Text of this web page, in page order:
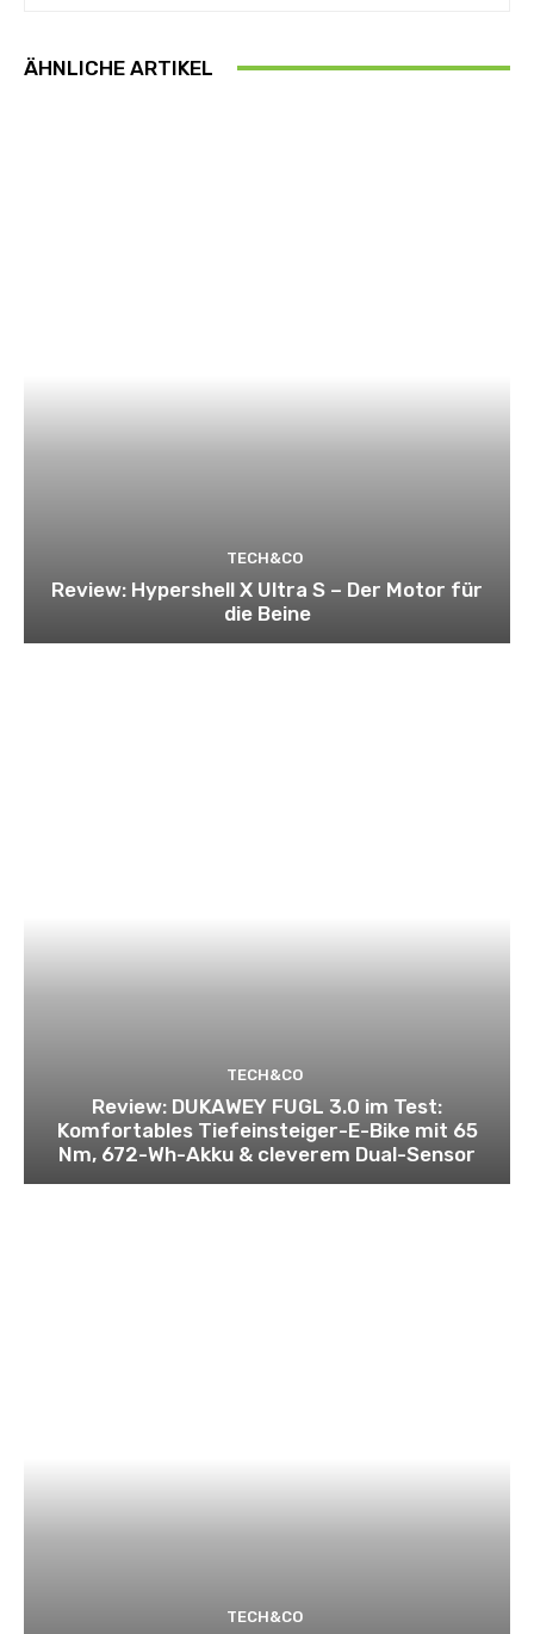
ÄHNLICHE ARTIKEL
TECH&CO
Review: Hypershell X Ultra S – Der Motor für
die Beine
TECH&CO
Review: DUKAWEY FUGL 3.0 im Test:
Komfortables Tiefeinsteiger-E-Bike mit 65
Nm, 672-Wh-Akku & cleverem Dual-Sensor
TECH&CO